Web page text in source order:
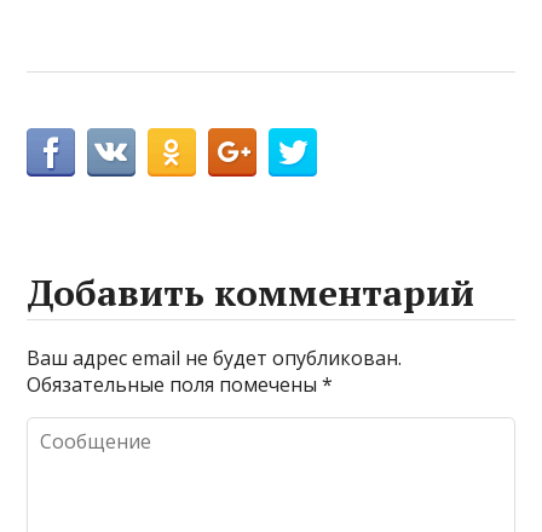
Добавить комментарий
Ваш адрес email не будет опубликован.
Обязательные поля помечены*